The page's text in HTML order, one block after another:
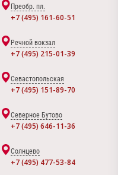
Преобр. пл.
+7 (495) 161-60-51
Речной вокзал
+7 (495) 215-01-39
Севастопольская
+7 (495) 151-89-70
Северное Бутово
+7 (495) 646-11-36
Солнцево
+7 (495) 477-53-84